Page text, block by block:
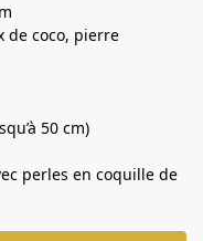
de coco, pierre
50 cm)
perles en coquille de